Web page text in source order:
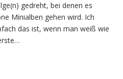
gedreht, bei denen es
Minialben gehen wird. Ich
das ist, wenn man weiß wie